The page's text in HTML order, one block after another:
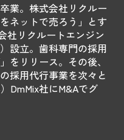
業。株式会社リクルー
ネットで売ろう」とす
社リクルートエンジン
設立。歯科専門の採用
をリリース。その後、
採用代行事業を次々と
DmMix社にM&Aでグ